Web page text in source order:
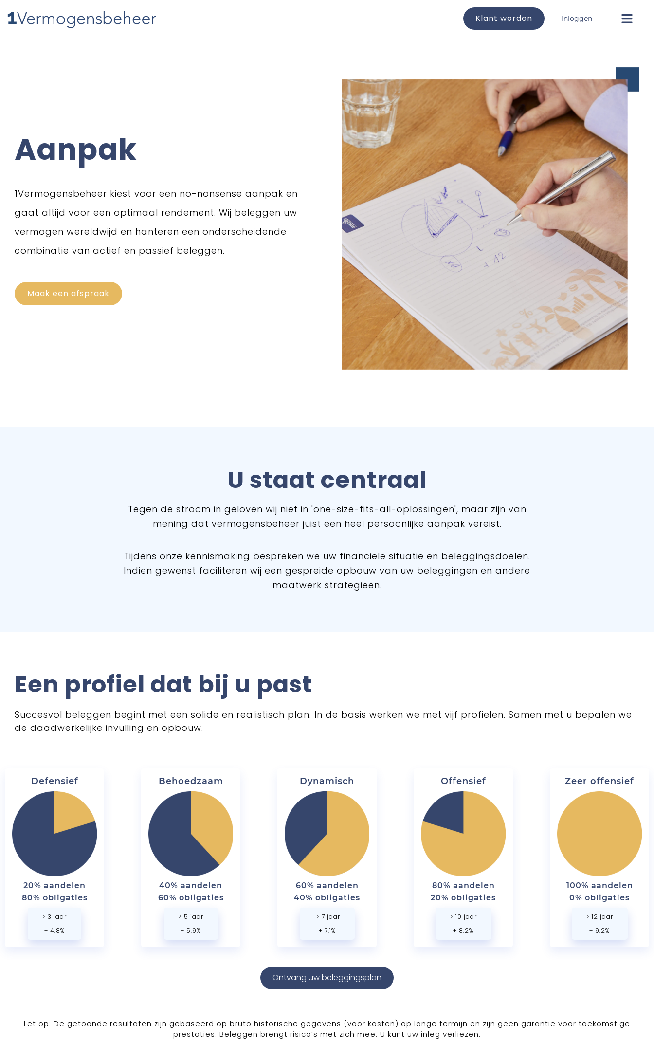
Klant worden Inloggen
Aanpak
1Vermogensbeheer kiest voor een no-nonsense aanpak en
gaat altijd voor een optimaal rendement. Wij beleggen uw
vermogen wereldwijd en hanteren een onderscheidende
combinatie van actief en passief beleggen.
Maak een afspraak
U staat centraal
Tegen de stroom in geloven wij niet in 'one-size-fits-all-oplossingen', maar zijn van
mening dat vermogensbeheer juist een heel persoonlijke aanpak vereist.
Tijdens onze kennismaking bespreken we uw financiële situatie en beleggingsdoelen.
Indien gewenst faciliteren wij een gespreide opbouw van uw beleggingen en andere
maatwerk strategieën.
Een profiel dat bij u past
Succesvol beleggen begint met een solide en realistisch plan. In de basis werken we met vijf profielen. Samen met u bepalen we
de daadwerkelijke invulling en opbouw.
Defensief
20% aandelen
80% obligaties
> 3 jaar
+ 4,8%
Behoedzaam
40% aandelen
60% obligaties
> 5 jaar
+ 5,9%
Dynamisch
60% aandelen
40% obligaties
> 7 jaar
+ 7,1%
Offensief
80% aandelen
20% obligaties
> 10 jaar
+ 8,2%
Zeer offensief
100% aandelen
0% obligaties
> 12 jaar
+ 9,2%
Ontvang uw beleggingsplan
Let op: De getoonde resultaten zijn gebaseerd op bruto historische gegevens (voor kosten) op lange termijn en zijn geen garantie voor toekomstige
prestaties. Beleggen brengt risico’s met zich mee. U kunt uw inleg verliezen.